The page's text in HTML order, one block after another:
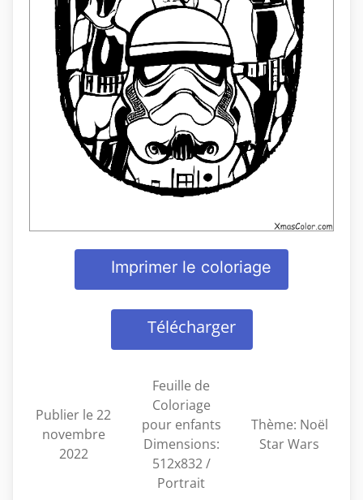
Imprimer le coloriage
Télécharger
Publier le 22
novembre
2022
Feuille de
Coloriage
pour enfants
Dimensions:
512x832 /
Portrait
Thème: Noël
Star Wars